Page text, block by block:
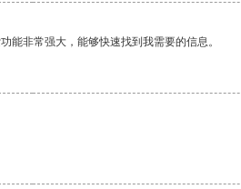
能非常强大，能够快速找到我需要的信息。